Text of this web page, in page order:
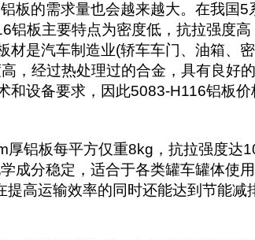
板的需求量也会越来越大。在我国5
铝板主要特点为密度低，抗拉强度高
材是汽车制造业(轿车车门、油箱、
，经过热处理过的合金，具有良好
和设备要求，因此5083-H116铝板价
铝板每平方仅重8kg，抗拉强度达
成分稳定，适合于各类罐车罐体使用
高运输效率的同时还能达到节能减